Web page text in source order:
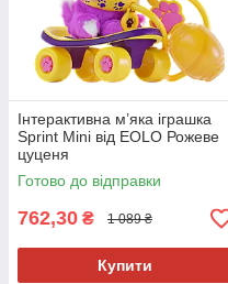
Інтерактивна м’яка іграшка
Sprint Mini від EOLO Рожеве
цуценя
Готово до відправки
762,30 ₴ 1 089 ₴
Купити